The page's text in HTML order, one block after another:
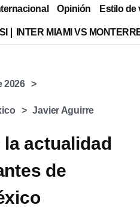
Opinión Estilo de
INTER MIAMI VS
2026
Javier Aguirre
la actualidad
de